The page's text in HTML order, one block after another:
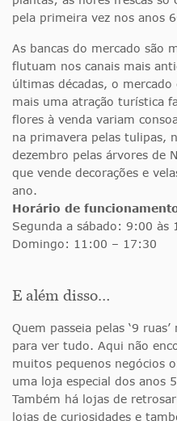
pela primeira vez nos anos
As bancas do mercado são
flutuam nos canais mais
últimas décadas, o
mais uma atração turística
flores à venda variam
na primavera pelas tulipas,
dezembro pelas árvores de
que vende decorações e
ano.
Horário de
Segunda a sábado: 9:00 às
Domingo: 11:00 – 17:30
E além disso…
Quem passeia pelas ‘9
para ver tudo. Aqui não
muitos pequenos negócios
uma loja especial dos anos
Também há lojas de
lojas de curiosidades e